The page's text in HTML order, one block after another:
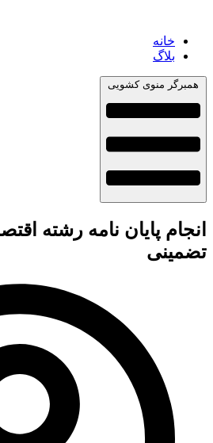
خانه
بلاگ
همبرگر منوی کشویی
انجام پایان نامه رشته
تضمینی